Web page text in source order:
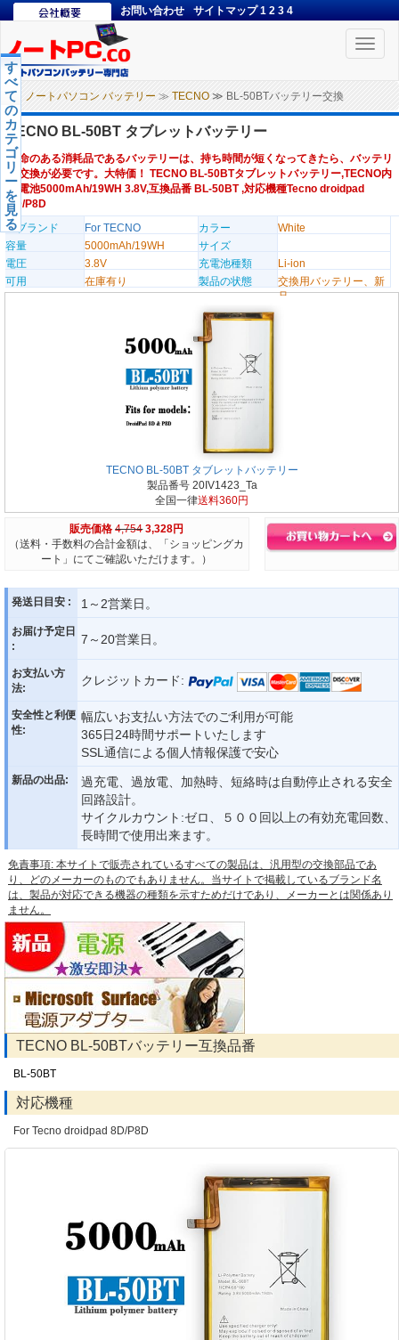
お問い合わせ サイトマップ 1 2 3 4
Toggle
ノートパソコン バッテリー ≫ TECNO ≫ BL-50BTバッテリー交換
す
べ
て
の
カ
テ
ゴ
リ
ー
を
見
る
TECNO BL-50BT タブレットバッテリー
寿命のある消耗品であるバッテリーは、持ち時間が短くなってきたら、バッテリ
ー交換が必要です。大特価！ TECNO BL-50BTタブレットバッテリー,TECNO内
蔵電池5000mAh/19WH 3.8V,互換品番 BL-50BT ,対応機種Tecno droidpad
8D/P8D
のブランド
For TECNO カラー
White
容量
5000mAh/19WH
サイズ
電圧
3.8V 充電池種類
Li-ion
可用
在庫有り 製品の状態
交換用バッテリー、新
品
TECNO BL-50BT タブレットバッテリー
製品番号 20IV1423_Ta
全国一律送料360円
販売価格 4,754 3,328円
（送料・手数料の合計金額は、「ショッピングカ
ート」にてご確認いただけます。）
発送日目安 : 1～2営業日。
お届け予定日
:
7～20営業日。
お支払い方
法:
クレジットカード:
安全性と利便
性:
幅広いお支払い方法でのご利用が可能
365日24時間サポートいたします
SSL通信による個人情報保護で安心
新品の出品:
過充電、過放電、加熱時、短絡時は自動停止される安全
回路設計。
サイクルカウント:ゼロ、５００回以上の有効充電回数、
長時間で使用出来ます。
免責事項: 本サイトで販売されているすべての製品は、汎用型の交換部品であ
り、どのメーカーのものでもありません。当サイトで掲載しているブランド名
は、製品が対応できる機器の種類を示すためだけであり、メーカーとは関係あり
ません。
TECNO BL-50BTバッテリー互換品番
BL-50BT
対応機種
For Tecno droidpad 8D/P8D